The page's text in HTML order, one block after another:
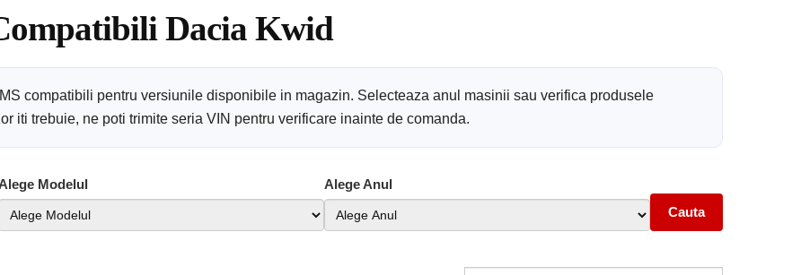
Dacia Kwid
compatibili pentru versiunile disponibile in magazin. Selecteaza anul masinii sau verifica produsele
iti trebuie, ne poti trimite seria VIN pentru verificare inainte de comanda.
Modelul
Alege Anul
Cauta